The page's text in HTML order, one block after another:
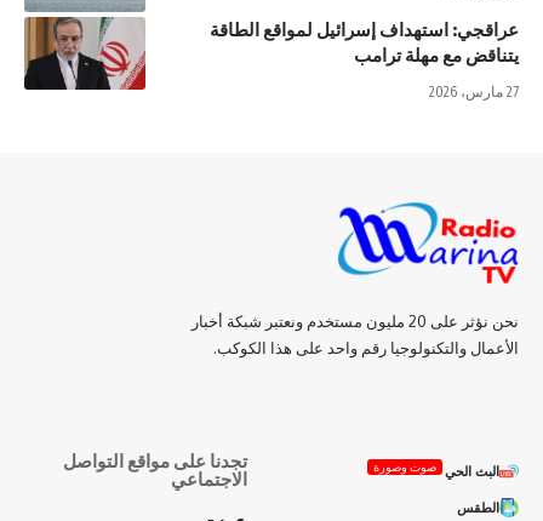
عراقجي: استهداف إسرائيل لمواقع الطاقة
يتناقض مع مهلة ترامب
27 مارس، 2026
نحن نؤثر على 20 مليون مستخدم ونعتبر شبكة أخبار
الأعمال والتكنولوجيا رقم واحد على هذا الكوكب.
البث الحي صوت وصورة
الطقس
تجدنا على مواقع التواصل
الاجتماعي